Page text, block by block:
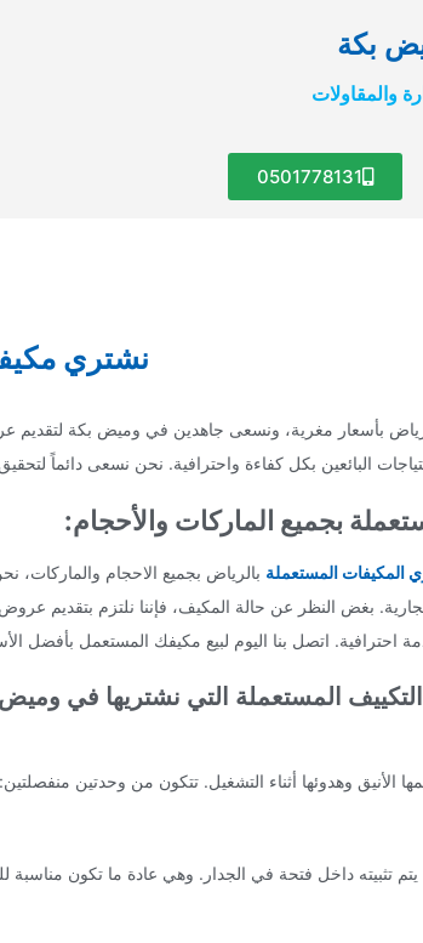
بكة
والمقاولات
0501778131
نشتري مكيفات
بأسعار مغرية، ونسعى جاهدين في وميض بكة لتقديم
البائعين بكل كفاءة واحترافية. نحن نسعى دائماً
بجميع الماركات والأحجام:
المكيفات المستعملة بالرياض بجميع الاحجام والماركات،
بغض النظر عن حالة المكيف، فإننا نلتزم
اتصل بنا اليوم لبيع مكيفك المستعمل بأفضل
المستعملة التي نشتريها في
الأنيق وهدوئها أثناء التشغيل. تتكون من وحدتين
تثبيته داخل فتحة في الجدار. وهي عادة ما تكون